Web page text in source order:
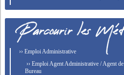
›› Emploi Administrative
›› Emploi Agent Administrative / Agent de
Bureau